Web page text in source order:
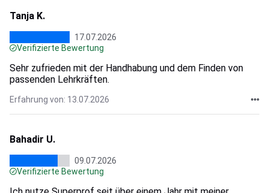
Tanja K.
17.07.2026
Verifizierte Bewertung
Sehr zufrieden mit der Handhabung und dem Finden von
passenden Lehrkräften.
Erfahrung von: 13.07.2026
Bahadir U.
09.07.2026
Verifizierte Bewertung